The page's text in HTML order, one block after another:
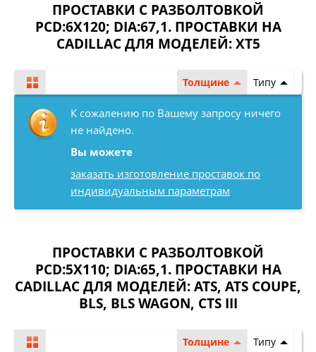
ПРОСТАВКИ С РАЗБОЛТОВКОЙ
PCD:6X120; DIA:67,1. ПРОСТАВКИ НА
CADILLAC ДЛЯ МОДЕЛЕЙ:XT5
Толщине Типу
К сожалению по Вашему запросу ничего
не найдено.
Вы можете
заказать изготовление проставок по
индивидуальным параметрам
ПРОСТАВКИ С РАЗБОЛТОВКОЙ
PCD:5X110; DIA:65,1. ПРОСТАВКИ НА
CADILLAC ДЛЯ МОДЕЛЕЙ:ATS, ATS COUPE,
BLS, BLS WAGON, CTS III
Толщине Типу